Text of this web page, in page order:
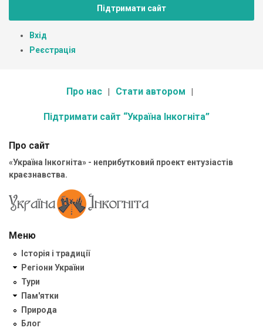
Підтримати сайт
Вхід
Реєстрація
Про нас Стати автором
Підтримати сайт “Україна Інкогніта”
Про сайт
«Україна Інкогніта» - неприбутковий проект ентузіастів
краєзнавства.
Меню
Історія і традиції
Регіони України
Тури
Пам'ятки
Природа
Блог